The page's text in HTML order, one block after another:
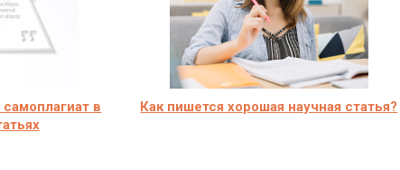
в
Как пишется хорошая научная статья?